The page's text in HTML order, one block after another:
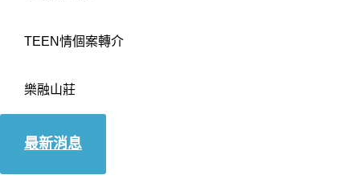
TEEN情個案轉介
樂融山莊
最新消息